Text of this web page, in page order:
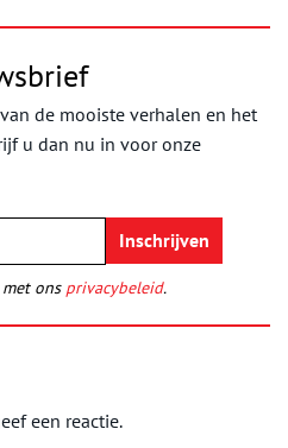
de mooiste verhalen en het
u dan nu in voor onze
ons privacybeleid.
een reactie.